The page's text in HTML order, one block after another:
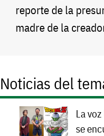
reporte de la
madre de la
Noticias del
La
se